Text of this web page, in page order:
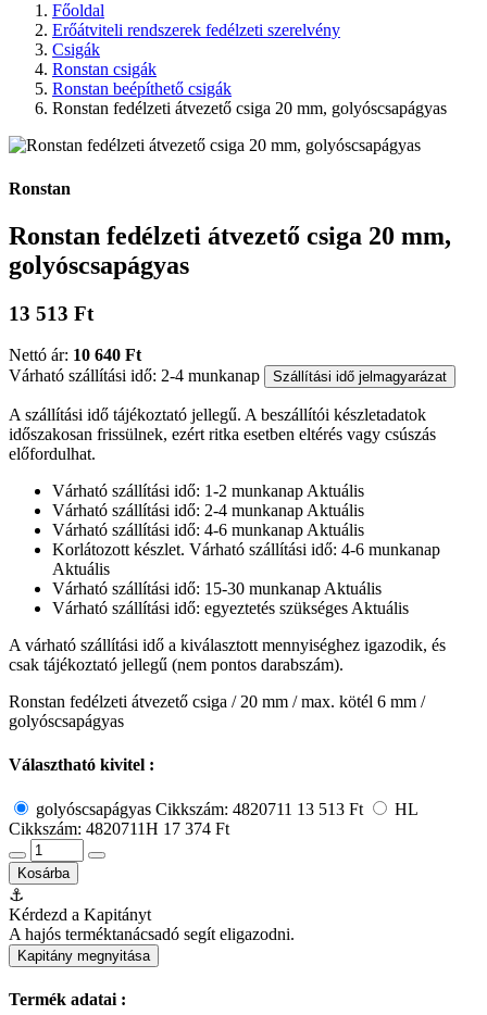
Főoldal
Erőátviteli rendszerek fedélzeti szerelvény
Csigák
Ronstan csigák
Ronstan beépíthető csigák
Ronstan fedélzeti átvezető csiga 20 mm, golyóscsapágyas
Ronstan
Ronstan fedélzeti átvezető csiga 20 mm,
golyóscsapágyas
13 513 Ft
Nettó ár: 10 640 Ft
Várható szállítási idő: 2-4 munkanap
Szállítási idő jelmagyarázat
A szállítási idő tájékoztató jellegű. A beszállítói készletadatok
időszakosan frissülnek, ezért ritka esetben eltérés vagy csúszás
előfordulhat.
Várható szállítási idő: 1-2 munkanapAktuális
Várható szállítási idő: 2-4 munkanapAktuális
Várható szállítási idő: 4-6 munkanapAktuális
Korlátozott készlet. Várható szállítási idő: 4-6 munkanap
Aktuális
Várható szállítási idő: 15-30 munkanapAktuális
Várható szállítási idő: egyeztetés szükségesAktuális
A várható szállítási idő a kiválasztott mennyiséghez igazodik, és
csak tájékoztató jellegű (nem pontos darabszám).
Ronstan fedélzeti átvezető csiga / 20 mm / max. kötél 6 mm /
golyóscsapágyas
Választható kivitel :
golyóscsapágyas Cikkszám: 4820711 13 513 Ft
HL
Cikkszám: 4820711H 17 374 Ft
Kosárba
⚓
Kérdezd a Kapitányt
A hajós terméktanácsadó segít eligazodni.
Kapitány megnyitása
Termék adatai :